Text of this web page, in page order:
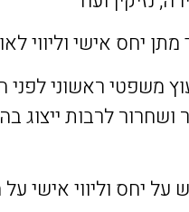
יחס אישי וליווי
משפטי ראשוני לפני
לרבות ייצוג
על יחס וליווי אישי